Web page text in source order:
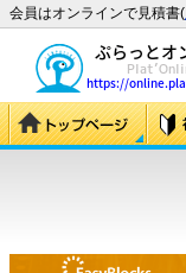
会員はオンラインで見積書(